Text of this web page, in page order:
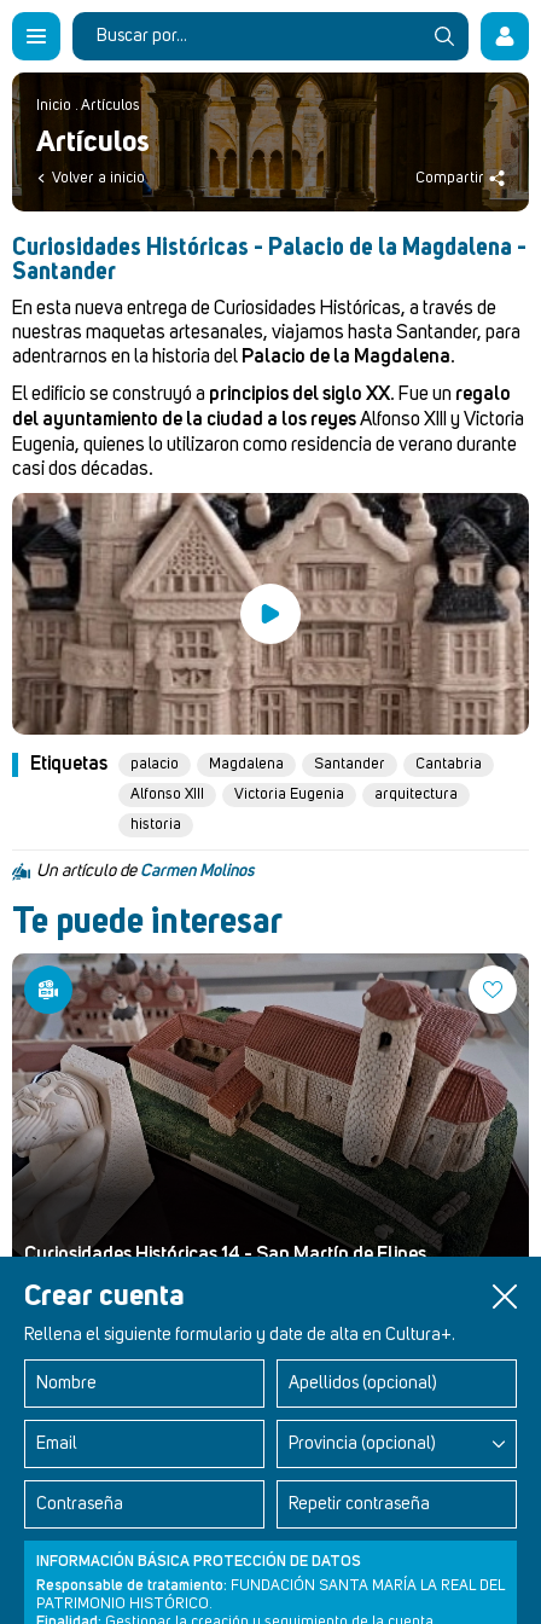
Crear cuenta
Rellena el siguiente formulario y date de alta en Cultura+.
Nombre Apellidos (opcional)
Email Provincia (opcional)
Contraseña Repetir contraseña
INFORMACIÓN BÁSICA PROTECCIÓN DE DATOS
Responsable de tratamiento: FUNDACIÓN SANTA MARÍA LA REAL DEL
PATRIMONIO HISTÓRICO.
Inicio . Artículos
Artículos
Volver a inicio Compartir
Curiosidades Históricas - Palacio de la Magdalena -
Santander
En esta nueva entrega de Curiosidades Históricas, a través de
nuestras maquetas artesanales, viajamos hasta Santander, para
adentrarnos en la historia del Palacio de la Magdalena.
El edificio se construyó a principios del siglo XX. Fue un regalo
del ayuntamiento de la ciudad a los reyesAlfonso XIII y Victoria
Eugenia, quienes lo utilizaron como residencia de verano durante
casi dos décadas.
Etiquetas palacio Magdalena Santander
Cantabria
Alfonso XIII
Victoria Eugenia
arquitectura
historia
Un artículo de Carmen Molinos
Te puede interesar
Curiosidades Históricas 14 - San Martín de Elines
Retablos Renacentistas Este de León